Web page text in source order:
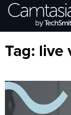
Direkt
zumBrowse
Tag: live